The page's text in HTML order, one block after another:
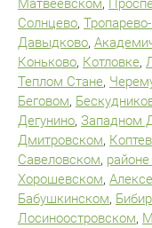
Матвеевском,
Солнцево,
Давыдково,
Коньково, Котловке,
Теплом Стане,
Беговом,
Дегунино, Западном
Дмитровском,
Савеловском,
Хорошевском,
Бабушкинском,
Лосиноостровском,